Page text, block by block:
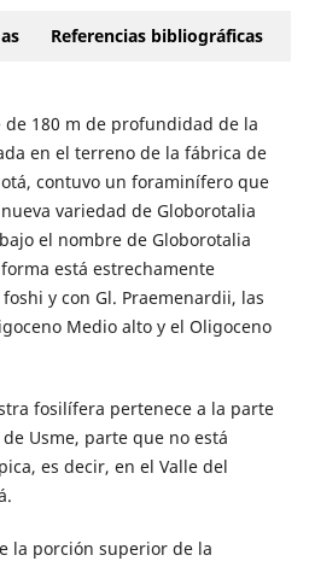
Referencias bibliográficas
180 m de profundidad de la
en el terreno de la fábrica de
contuvo un foraminífero que
variedad de Globorotalia
el nombre de Globorotalia
está estrechamente
y con Gl. Praemenardii, las
Medio alto y el Oligoceno
fosilífera pertenece a la parte
Usme, parte que no está
es decir, en el Valle del
la porción superior de la